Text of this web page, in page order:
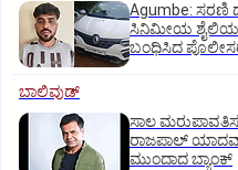
Agumbe: ಸರಣಿ
ಸಿನಿಮೀಯ
ಬಂಧಿಸಿದ
ಬಾಲಿವುಡ್‌
ಸಾಲ
ರಾಜಪಾಲ್ ಯಾದವ್‌
ಮುಂದಾದ ಬ್ಯಾಂಕ್